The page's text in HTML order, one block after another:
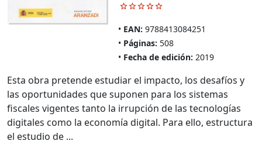
EAN: 9788413084251
Páginas: 508
Fecha de edición: 2019
Esta obra pretende estudiar el impacto, los desafíos y
las oportunidades que suponen para los sistemas
fiscales vigentes tanto la irrupción de las tecnologías
digitales como la economía digital. Para ello, estructura
el estudio de ...